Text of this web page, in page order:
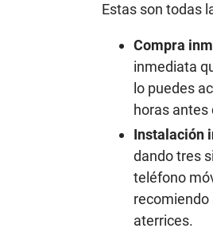
Estas son todas
Compra
inmediata
lo puedes
horas antes
Instalación
dando tres
teléfono
recomiendo
aterrices.